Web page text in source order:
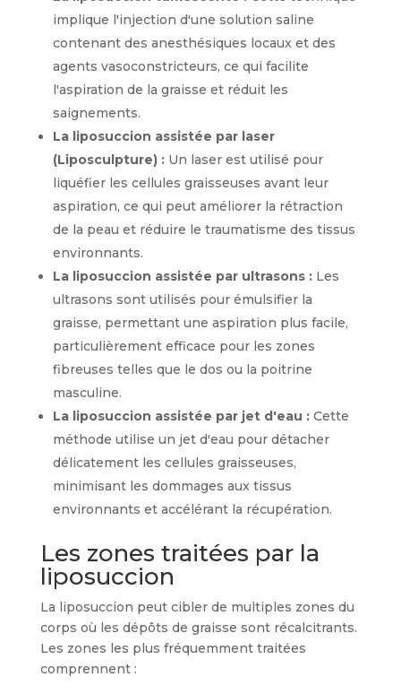
implique l'injection d'une solution saline
contenant des anesthésiques locaux et des
agents vasoconstricteurs, ce qui facilite
l'aspiration de la graisse et réduit les
saignements.
La liposuccion assistée par laser
(Liposculpture) :Un laser est utilisé pour
liquéfier les cellules graisseuses avant leur
aspiration, ce qui peut améliorer la rétraction
de la peau et réduire le traumatisme des tissus
environnants.
La liposuccion assistée par ultrasons :Les
ultrasons sont utilisés pour émulsifier la
graisse, permettant une aspiration plus facile,
particulièrement efficace pour les zones
fibreuses telles que le dos ou la poitrine
masculine.
La liposuccion assistée par jet d'eau :Cette
méthode utilise un jet d'eau pour détacher
délicatement les cellules graisseuses,
minimisant les dommages aux tissus
environnants et accélérant la récupération.
Les zones traitées par la
liposuccion
La liposuccion peut cibler de multiples zones du
corps où les dépôts de graisse sont récalcitrants.
Les zones les plus fréquemment traitées
comprennent :